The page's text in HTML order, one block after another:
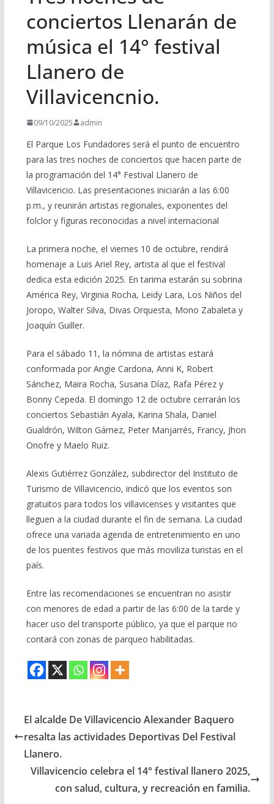
conciertos Llenarán de
música el 14° festival
Llanero de
Villavicencnio.
09/10/2025 admin
El Parque Los Fundadores será el punto de encuentro
para las tres noches de conciertos que hacen parte de
la programación del 14° Festival Llanero de
Villavicencio. Las presentaciones iniciarán a las 6:00
p.m., y reunirán artistas regionales, exponentes del
folclor y figuras reconocidas a nivel internacional
La primera noche, el viernes 10 de octubre, rendirá
homenaje a Luis Ariel Rey, artista al que el festival
dedica esta edición 2025. En tarima estarán su sobrina
América Rey, Virginia Rocha, Leidy Lara, Los Niños del
Joropo, Walter Silva, Divas Orquesta, Mono Zabaleta y
Joaquín Guiller.
Para el sábado 11, la nómina de artistas estará
conformada por Angie Cardona, Anni K, Robert
Sánchez, Maira Rocha, Susana Díaz, Rafa Pérez y
Bonny Cepeda. El domingo 12 de octubre cerrarán los
conciertos Sebastián Ayala, Karina Shala, Daniel
Gualdrón, Wilton Gámez, Peter Manjarrés, Francy, Jhon
Onofre y Maelo Ruiz.
Alexis Gutiérrez González, subdirector del Instituto de
Turismo de Villavicencio, indicó que los eventos son
gratuitos para todos los villavicenses y visitantes que
lleguen a la ciudad durante el fin de semana. La ciudad
ofrece una variada agenda de entretenimiento en uno
de los puentes festivos que más moviliza turistas en el
país.
Entre las recomendaciones se encuentran no asistir
con menores de edad a partir de las 6:00 de la tarde y
hacer uso del transporte público, ya que el parque no
contará con zonas de parqueo habilitadas.
El alcalde De Villavicencio Alexander Baquero
resalta las actividades Deportivas Del Festival
Llanero.
Villavicencio celebra el 14° festival llanero 2025,
con salud, cultura, y recreación en familia.